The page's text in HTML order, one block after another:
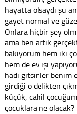
hayatta olsaydı şu
gayet normal ve
Onlara hiçbir şey
ama ben artık
bakıyorum hem iki
hem de ev işi
hadi gitsinler benim
girdiği o delikten
küçük, cahil
çocuklara ne